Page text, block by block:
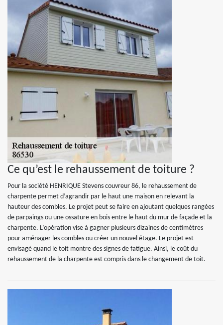
Ce qu’est le rehaussement de toiture ?
Pour la société HENRIQUE Stevens couvreur 86, le rehaussement de
charpente permet d’agrandir par le haut une maison en relevant la
hauteur des combles. Le projet peut se faire en ajoutant quelques rangées
de parpaings ou une ossature en bois entre le haut du mur de façade et la
charpente. L’opération vise à gagner plusieurs dizaines de centimètres
pour aménager les combles ou créer un nouvel étage. Le projet est
envisagé quand le toit montre des signes de fatigue. Ainsi, le coût du
rehaussement de la charpente est compris dans le changement de toit.